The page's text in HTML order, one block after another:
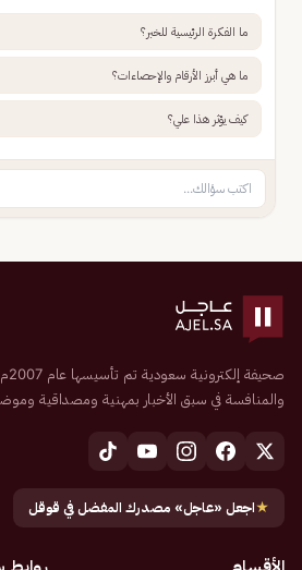
ما الفكرة الرئيسية للخبر؟
ما هي أبرز الأرقام والإحصاءات؟
كيف يؤثر هذا علي؟
والمنافسة في سبق الأخبار بمهنية ومصداقية
★اجعل «عاجل» مصدرك المفضل في قوقل